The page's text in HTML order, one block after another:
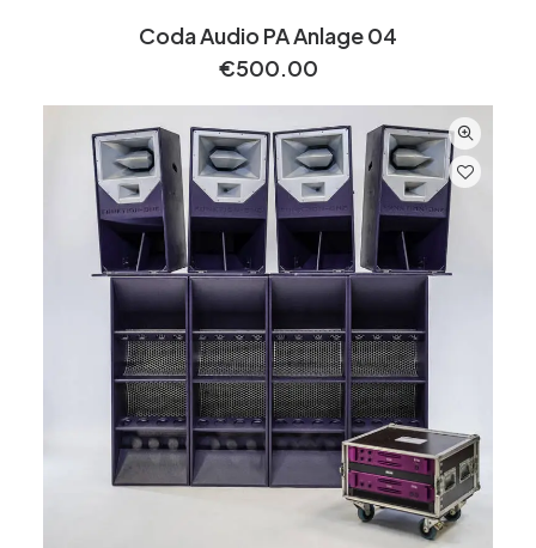
Coda Audio PA Anlage 04
€500.00